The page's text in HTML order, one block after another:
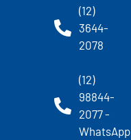
(12)
3644-
2078
(12)
98844-
2077 -
WhatsApp